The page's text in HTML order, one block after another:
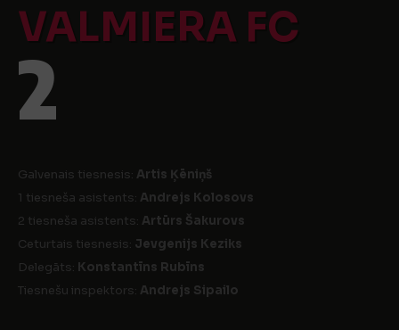
VALMIERA FC
2
Galvenais tiesnesis: Artis Ķēniņš
1 tiesneša asistents: Andrejs Kolosovs
2 tiesneša asistents: Artūrs Šakurovs
Ceturtais tiesnesis: Jevgenijs Keziks
Delegāts: Konstantīns Rubīns
Tiesnešu inspektors: Andrejs Sipailo